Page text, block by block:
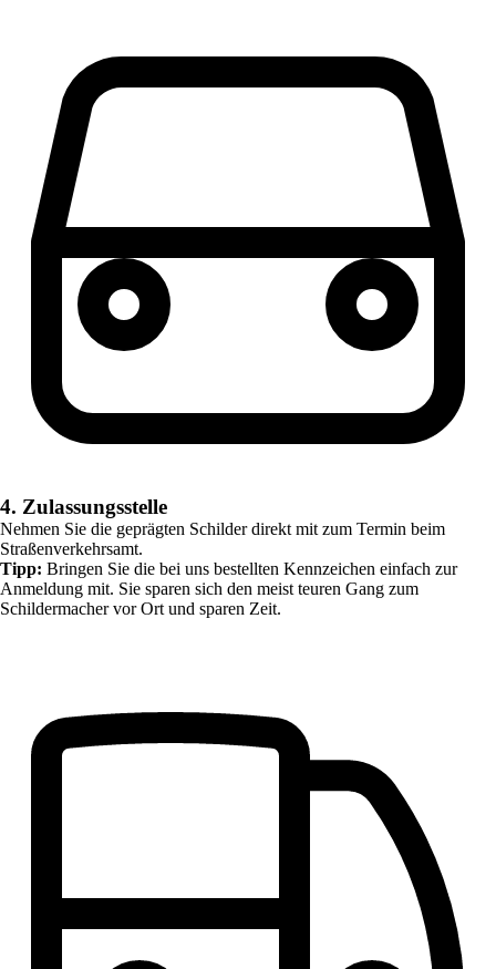
4. Zulassungsstelle
Nehmen Sie die geprägten Schilder direkt mit zum Termin beim
Straßenverkehrsamt.
Tipp: Bringen Sie die bei uns bestellten Kennzeichen einfach zur
Anmeldung mit. Sie sparen sich den meist teuren Gang zum
Schildermacher vor Ort und sparen Zeit.